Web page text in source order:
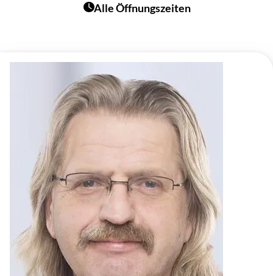
Alle Öffnungszeiten